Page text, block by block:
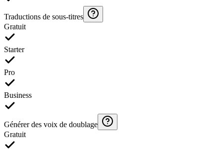
Traductions de sous-titres
Gratuit
Starter
Pro
Business
Générer des voix de doublage
Gratuit